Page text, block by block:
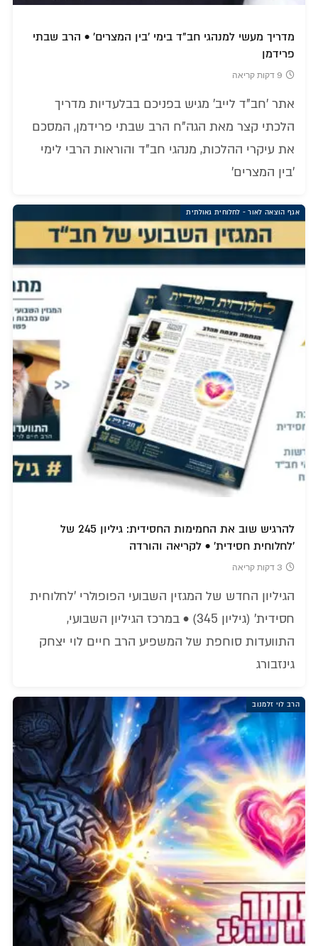
מדריך מעשי למנהגי חב"ד בימי 'בין המצרים' • הרב שבתי
פרידמן
9 דקות קריאה
אתר 'חב"ד לייב' מגיש בפניכם בבלעדיות מדריך
הלכתי קצר מאת הגה"ח הרב שבתי פרידמן, המסכם
את עיקרי ההלכות, מנהגי חב"ד והוראות הרבי לימי
'בין המצרים'
אגף הוצאה לאור - לחלוחית גאולתית
להרגיש שוב את החמימות החסידית: גיליון 245 של
'לחלוחית חסידית' • לקריאה והורדה
3 דקות קריאה
הגיליון החדש של המגזין השבועי הפופולרי 'לחלוחית
חסידית' (גיליון 345) • במרכז הגיליון השבועי,
התוועדות סוחפת של המשפיע הרב חיים לוי יצחק
גינזבורג
הרב לוי זלמנוב